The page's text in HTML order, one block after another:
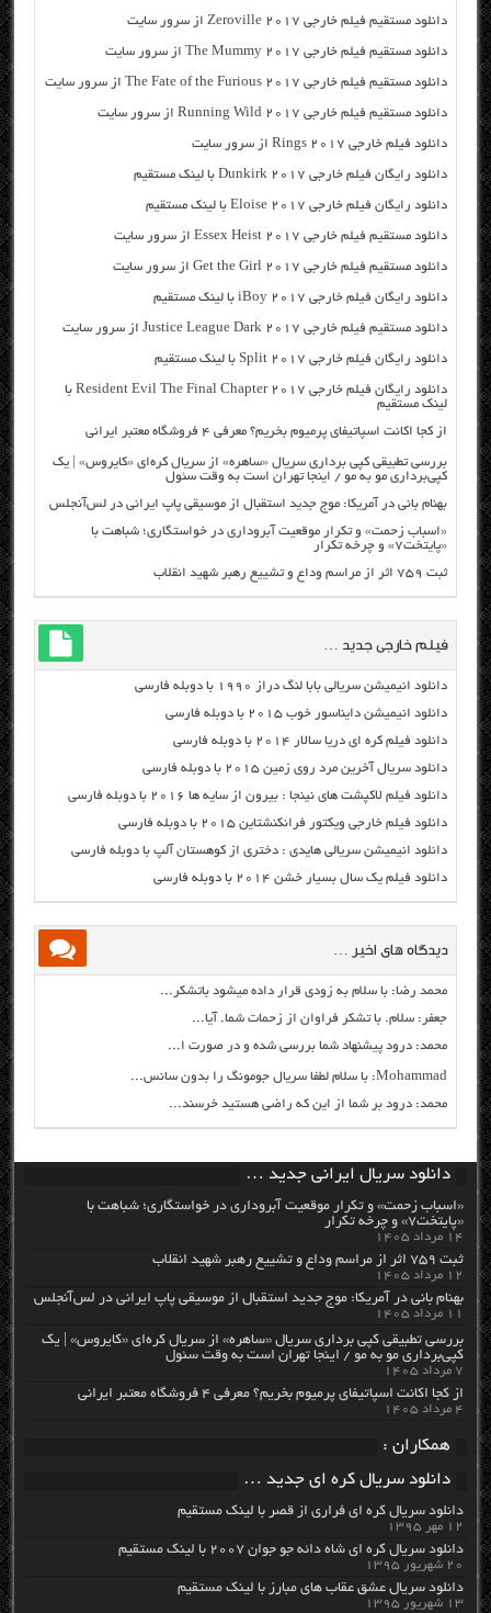
دانلود مستقیم فیلم خارجی Zeroville 2017 از سرور سایت
دانلود مستقیم فیلم خارجی The Mummy 2017 از سرور سایت
دانلود مستقیم فیلم خارجی The Fate of the Furious 2017 از سرور سایت
دانلود مستقیم فیلم خارجی Running Wild 2017 از سرور سایت
دانلود فیلم خارجی Rings 2017 از سرور سایت
دانلود رایگان فیلم خارجی Dunkirk 2017 با لینک مستقیم
دانلود رایگان فیلم خارجی Eloise 2017 با لینک مستقیم
دانلود مستقیم فیلم خارجی Essex Heist 2017 از سرور سایت
دانلود مستقیم فیلم خارجی Get the Girl 2017 از سرور سایت
دانلود رایگان فیلم خارجی iBoy 2017 با لینک مستقیم
دانلود مستقیم فیلم خارجی Justice League Dark 2017 از سرور سایت
دانلود رایگان فیلم خارجی Split 2017 با لینک مستقیم
دانلود رایگان فیلم خارجی Resident Evil The Final Chapter 2017 با
لینک مستقیم
از کجا اکانت اسپاتیفای پرمیوم بخریم؟ معرفی ۴ فروشگاه معتبر ایرانی
بررسی تطبیقی کپی برداری سریال «ساهره» از سریال کره‌ای «کایروس» | یک
کپی‌برداری مو به مو / اینجا تهران است به وقت سئول
بهنام بانی در آمریکا: موج جدید استقبال از موسیقی پاپ ایرانی در لس‌آنجلس
«اسباب زحمت» و تکرار موقعیت آبروداری در خواستگاری؛ شباهت با
«پایتخت۷» و چرخه تکرار
ثبت ۷۵۹ اثر از مراسم وداع و تشییع رهبر شهید انقلاب
فیلم خارجی جدید …
دانلود انیمیشن سریالی بابا لنگ دراز ۱۹۹۰ با دوبله فارسی
دانلود انیمیشن دایناسور خوب ۲۰۱۵ با دوبله فارسی
دانلود فیلم کره ای دریا سالار ۲۰۱۴ با دوبله فارسی
دانلود سریال آخرین مرد روی زمین ۲۰۱۵ با دوبله فارسی
دانلود فیلم لاکپشت های نینجا : بیرون از سایه ها ۲۰۱۶ با دوبله فارسی
دانلود فیلم خارجی ویکتور فرانکنشتاین ۲۰۱۵ با دوبله فارسی
دانلود انیمیشن سریالی هایدی : دختری از کوهستان آلپ با دوبله فارسی
دانلود فیلم یک سال بسیار خشن ۲۰۱۴ با دوبله فارسی
دیدگاه های اخیر …
محمد رضا: با سلام به زودی قرار داده میشود باتشکر...
جعفر: سلام. با تشکر فراوان از زحمات شما. آیا...
محمد: درود پیشنهاد شما بررسی شده و در صورت ا...
Mohammad: با سلام لطفا سریال جومونگ را بدون سانس...
محمد: درود بر شما از این که راضی هستید خرسند...
دانلود سریال ایرانی جدید …
«اسباب زحمت» و تکرار موقعیت آبروداری در خواستگاری؛ شباهت با
«پایتخت۷» و چرخه تکرار
۱۴ مرداد ۱۴۰۵
ثبت ۷۵۹ اثر از مراسم وداع و تشییع رهبر شهید انقلاب
۱۲ مرداد ۱۴۰۵
بهنام بانی در آمریکا: موج جدید استقبال از موسیقی پاپ ایرانی در لس‌آنجلس
۱۱ مرداد ۱۴۰۵
بررسی تطبیقی کپی برداری سریال «ساهره» از سریال کره‌ای «کایروس» | یک
کپی‌برداری مو به مو / اینجا تهران است به وقت سئول
۷ مرداد ۱۴۰۵
از کجا اکانت اسپاتیفای پرمیوم بخریم؟ معرفی ۴ فروشگاه معتبر ایرانی
۴ مرداد ۱۴۰۵
همکاران :
دانلود سریال کره ای جدید …
دانلود سریال کره ای فراری از قصر با لینک مستقیم
۱۲ مهر ۱۳۹۵
دانلود سریال کره ای شاه دائه جو جوان ۲۰۰۷ با لینک مستقیم
۲۰ شهریور ۱۳۹۵
دانلود سریال عشق عقاب های مبارز با لینک مستقیم
۱۳ شهریور ۱۳۹۵